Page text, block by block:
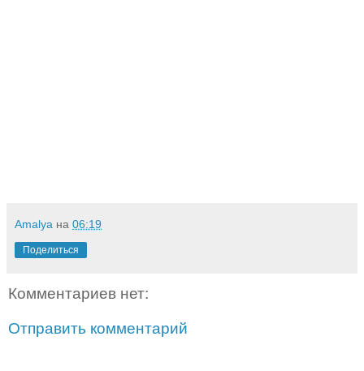
Amalya на 06:19
Поделиться
Комментариев нет:
Отправить комментарий